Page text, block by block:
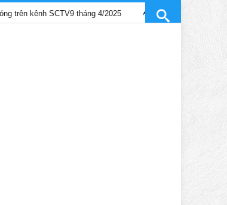
SCTV9 tháng 4/2025 Trần Gia Lạc và Trần